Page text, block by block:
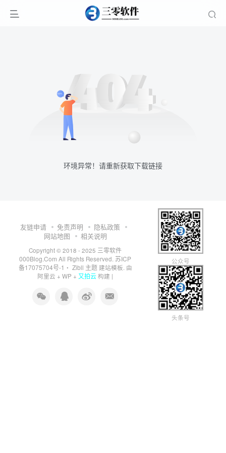
环境异常！请重新获取下载链接
友链申请 免责声明
隐私政策
网站地图
相关说明
Copyright © 2018 - 2025 三零软件
000Blog.Com All Rights Reserved. 苏ICP
备17075704号-1 ・ Zibll 主题建站模板. 由
阿里云 + WP + 又拍云构建 |
公众号
头条号